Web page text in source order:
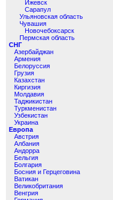
Ижевск
Сарапул
Ульяновская область
Чувашия
Новочебоксарск
Пермская область
СНГ
Азербайджан
Армения
Белоруссия
Грузия
Казахстан
Киргизия
Молдавия
Таджикистан
Туркменистан
Узбекистан
Украина
Европа
Австрия
Албания
Андорра
Бельгия
Болгария
Босния и Герцеговина
Ватикан
Великобритания
Венгрия